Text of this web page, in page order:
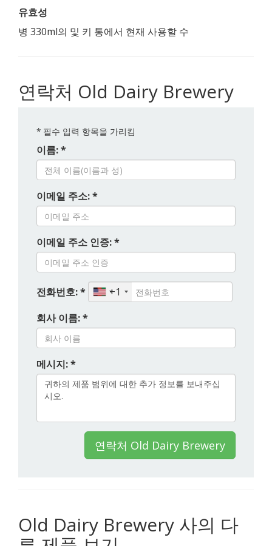
유효성
병 330ml의 및 키 통에서 현재 사용할 수
연락처 Old Dairy Brewery
* 필수 입력 항목을 가리킴
이름: *
이메일 주소: *
이메일 주소 인증: *
전화번호: *
+1
회사 이름: *
메시지: *
연락처 Old Dairy Brewery
Old Dairy Brewery 사의 다